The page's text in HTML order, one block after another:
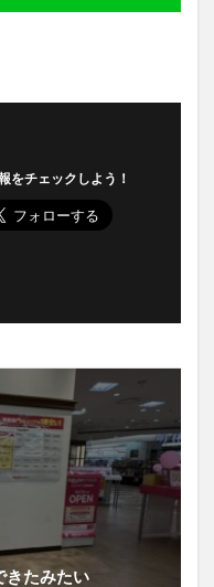
をチェックしよう！
きたみたい